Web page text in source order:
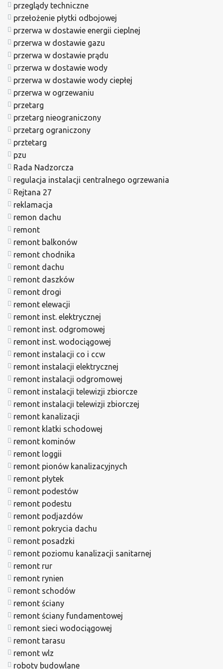
przeglądy techniczne
przełożenie płytki odbojowej
przerwa w dostawie energii cieplnej
przerwa w dostawie gazu
przerwa w dostawie prądu
przerwa w dostawie wody
przerwa w dostawie wody ciepłej
przerwa w ogrzewaniu
przetarg
przetarg nieograniczony
przetarg ograniczony
prztetarg
pzu
Rada Nadzorcza
regulacja instalacji centralnego ogrzewania
Rejtana 27
reklamacja
remon dachu
remont
remont balkonów
remont chodnika
remont dachu
remont daszków
remont drogi
remont elewacji
remont inst. elektrycznej
remont inst. odgromowej
remont inst. wodociągowej
remont instalacji co i ccw
remont instalacji elektrycznej
remont instalacji odgromowej
remont instalacji telewizji zbiorcze
remont instalacji telewizji zbiorczej
remont kanalizacji
remont klatki schodowej
remont kominów
remont loggii
remont pionów kanalizacyjnych
remont płytek
remont podestów
remont podestu
remont podjazdów
remont pokrycia dachu
remont posadzki
remont poziomu kanalizacji sanitarnej
remont rur
remont rynien
remont schodów
remont ściany
remont ściany fundamentowej
remont sieci wodociągowej
remont tarasu
remont wlz
roboty budowlane